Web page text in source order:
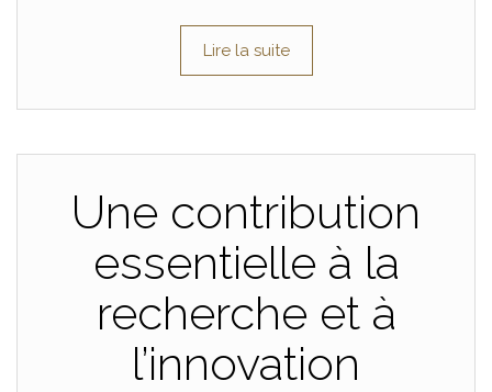
Lire la suite
Une contribution
essentielle à la
recherche et à
l’innovation